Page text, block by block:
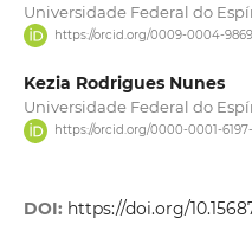
Universidade Federal do
https://orcid.org/0009-0004-
Kezia Rodrigues Nunes
Universidade Federal do
https://orcid.org/0000-0001-
DOI: https://doi.org/